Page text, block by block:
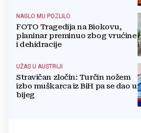
NAGLO MU POZLILO
FOTO Tragedija na Biokovu,
planinar preminuo zbog vrućine
i dehidracije
UŽAS U AUSTRIJI
Stravičan zločin: Turčin nožem
izbo muškarca iz BiH pa se dao u
bijeg